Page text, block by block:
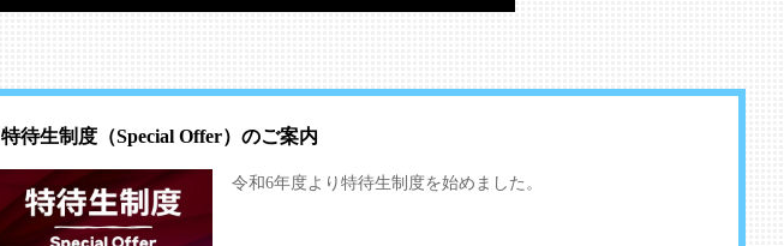
特待生制度（Special Offer）のご案内
令和6年度より特待生制度を始めました。